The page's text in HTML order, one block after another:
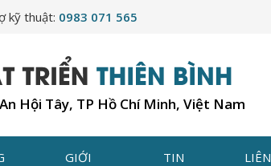
kỹ thuật: 0983 071 565
Hội Tây, TP Hồ Chí Minh, Việt Nam
GIỚI TIN LIÊN